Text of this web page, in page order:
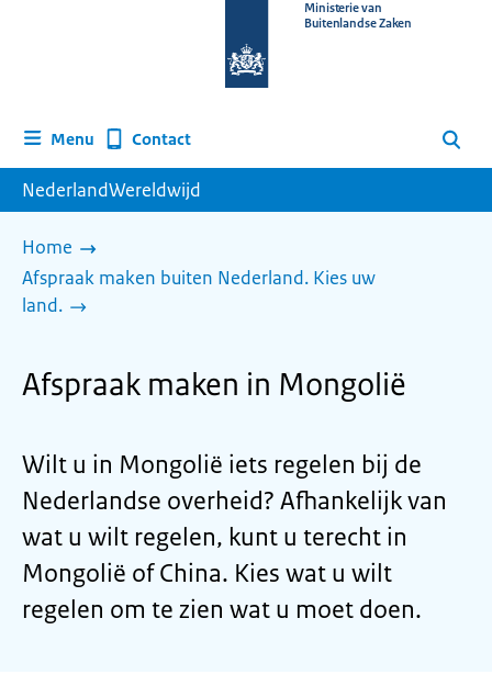
homepage
Ministerie van
Buitenlandse Zaken
Menu Contact Zoeken
NederlandWereldwijd
Home
Afspraak maken buiten Nederland. Kies uw
land.
Afspraak maken in Mongolië
Wilt u in Mongolië iets regelen bij de
Nederlandse overheid? Afhankelijk van
wat u wilt regelen, kunt u terecht in
Mongolië of China. Kies wat u wilt
regelen om te zien wat u moet doen.